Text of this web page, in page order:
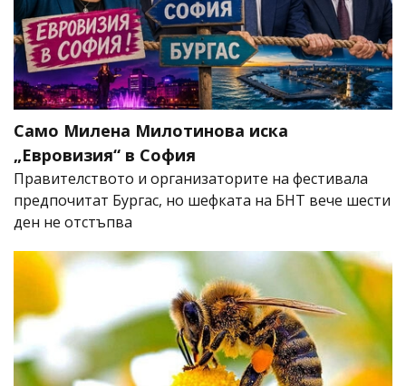
Само Милена Милотинова иска
„Евровизия“ в София
Правителството и организаторите на фестивала
предпочитат Бургас, но шефката на БНТ вече шести
ден не отстъпва